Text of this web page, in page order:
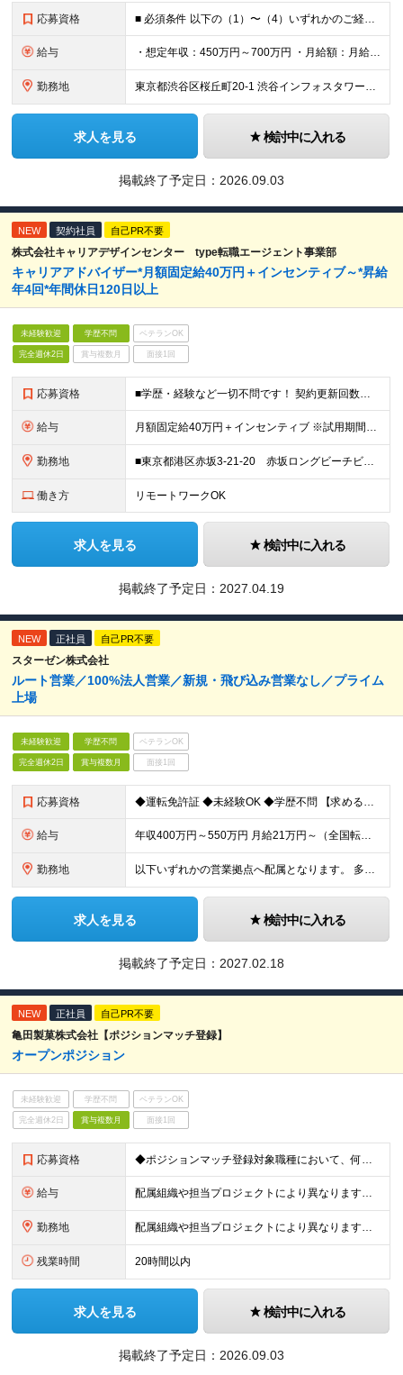
応募資格 ■ 必須条件 以下の（1）〜（4）いずれかのご経験を想定しております。 ただし経験年数よりも、経験の深さやそこで得た学び、スキル、パーソナリティを重視します。 （1）人材紹介の実務経験 -リクルーテ
給与 ・想定年収：450万円～700万円 ・月給額：月給300,000円～466,700円 ・みなし残業代：45時間分（79,000円～122,000円） --------------- 昇給年2回・賞与年
勤務地 東京都渋谷区桜丘町20-1 渋谷インフォスタワー16階 ★原則出社ですが、リモートワークは週1まで可能です。 （変更の可能性）上記を除く当社関連勤務地
求人を見る 検討中に入れる
掲載終了予定日： 2026.09.03
NEW 契約社員 自己PR不要
株式会社キャリアデザインセンター type転職エージェント事業部
キャリアアドバイザー*月額固定給40万円＋インセンティブ～*昇給
年4回*年間休日120日以上
未経験歓迎 学歴不問 ベテランOK
完全週休2日 賞与複数月 面接1回
応募資格 ■学歴・経験など一切不問です！ 契約更新回数の上限：なし
給与 月額固定給40万円＋インセンティブ ※試用期間3ヶ月/給与・待遇に差異はありません ※月給には固定の時間外勤務手当30時間分(月77,940円)を含みます。30時間超過分は別途支給いたします ※想定年
勤務地 ■東京都港区赤坂3-21-20 赤坂ロングビーチビル ※1Fにスターバックスコーヒーが入っているビルです ※赤坂見附駅から徒歩1分。都内の色々な場所へのアクセスも便利です。 就業場所の変更の範
働き方 リモートワークOK
求人を見る 検討中に入れる
掲載終了予定日： 2027.04.19
NEW 正社員 自己PR不要
スターゼン株式会社
ルート営業／100%法人営業／新規・飛び込み営業なし／プライム
上場
未経験歓迎 学歴不問 ベテランOK
完全週休2日 賞与複数月 面接1回
応募資格 ◆運転免許証 ◆未経験OK ◆学歴不問 【求める人物像】 コミュニケーションを取りながら、チームで仕事を進めることが好きな方
給与 年収400万円～550万円 月給21万円～（全国転勤あり・大卒の場合） ※別途残業代が全額支給されます。 ※試用期間3ヵ月あり。試用期間中の給与・待遇に差異はありません。
勤務地 以下いずれかの営業拠点へ配属となります。 多賀城、昭島、横浜、山口、福岡、大分、長崎、長野、茨城、愛知、福島、北海道 ◆多賀城 多賀城DC 宮城県多賀城市伝上山3-1-1 ◆昭島 昭島DC 東京都
求人を見る 検討中に入れる
掲載終了予定日： 2027.02.18
NEW 正社員 自己PR不要
亀田製菓株式会社【ポジションマッチ登録】
オープンポジション
未経験歓迎 学歴不問 ベテランOK
完全週休2日 賞与複数月 面接1回
応募資格 ◆ポジションマッチ登録対象職種において、何かしらの知識・経験を有する方
給与 配属組織や担当プロジェクトにより異なります。 想定年収：400万円～1000万円 ※ご経験やスキルに応じて決定します。 ※上記想定年収はあくまでも目安の金額であり、 選考を通じて上下する可能性があ
勤務地 配属組織や担当プロジェクトにより異なります。 ◆新潟本社 新潟県新潟市江南区亀田工業団地3丁目1番1号 ◆東京オフィス 東京都中央区入船3丁目3番8号 プライムタワー築地 ▼営業職の方は以下の支
残業時間 20時間以内
求人を見る 検討中に入れる
掲載終了予定日： 2026.09.03